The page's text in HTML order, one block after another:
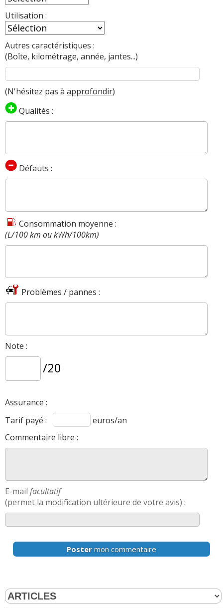
Utilisation :
Autres caractéristiques :
(Boîte, kilométrage, année, jantes...)
(N'hésitez pas à approfondir)
Qualités :
Défauts :
Consommation moyenne :
(L/100 km ou kWh/100km)
Problèmes / pannes :
Note :
/20
Assurance :
Tarif payé :
euros/an
Commentaire libre :
E-mail facultatif
(permet la modification ultérieure de votre avis) :
Poster mon commentaire